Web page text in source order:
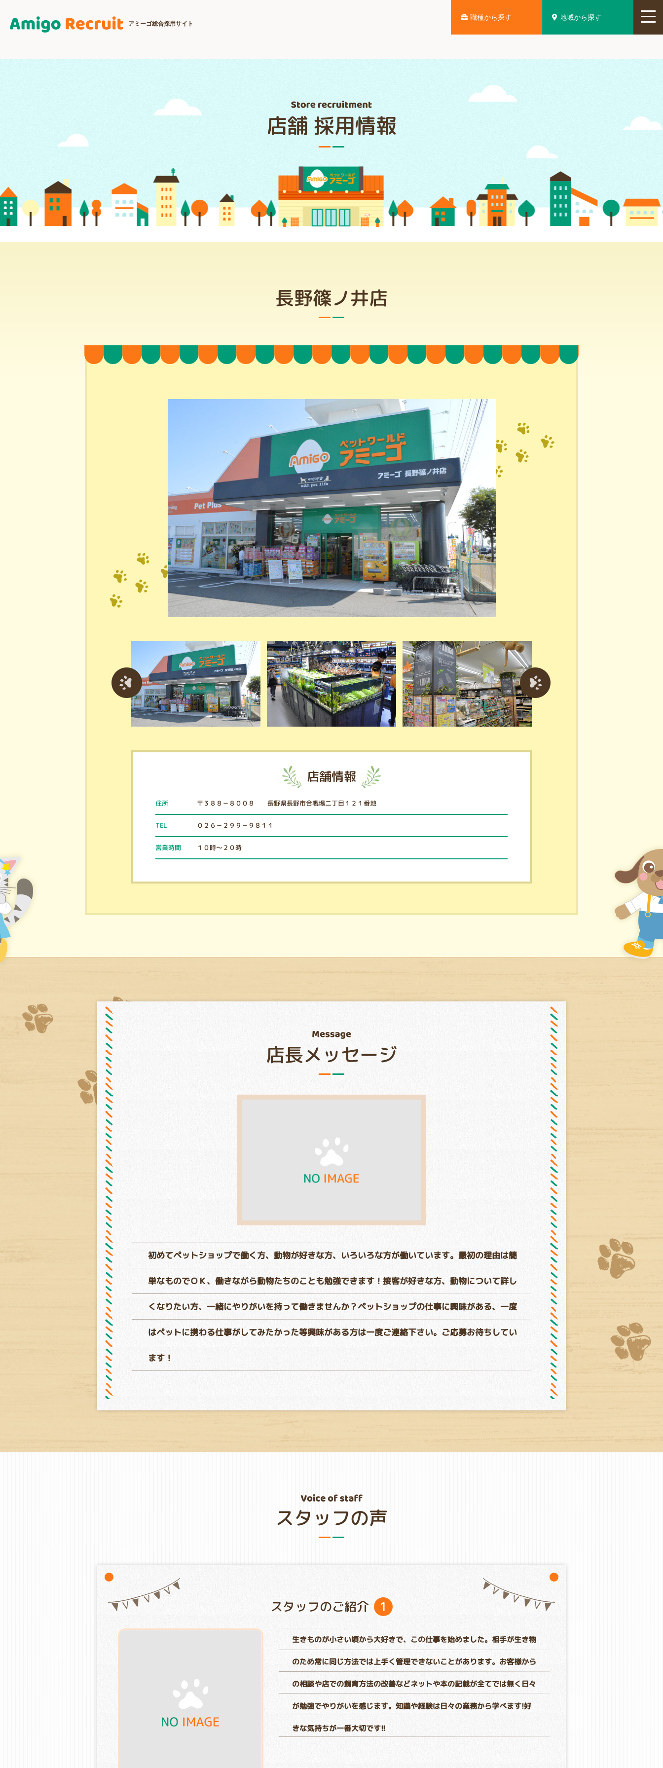
アミーゴ総合採用サイト
職種から探す 地域から探す
店舗 採用情報
長野篠ノ井店
店舗情報
住所 〒３８８－８００８ 長野県長野市合戦場二丁目１２１番地
TEL ０２６－２９９－９８１１
営業時間 １０時～２０時
店長メッセージ
初めてペットショップで働く方、動物が好きな方、いろいろな方が働いています。最初の理由は簡
単なものでＯＫ、働きながら動物たちのことも勉強できます！接客が好きな方、動物について詳し
くなりたい方、一緒にやりがいを持って働きませんか？ペットショップの仕事に興味がある、一度
はペットに携わる仕事がしてみたかった等興味がある方は一度ご連絡下さい。ご応募お待ちしてい
ます！
スタッフの声
スタッフのご紹介 1
生きものが小さい頃から大好きで、この仕事を始めました。相手が生き物
のため常に同じ方法では上手く管理できないことがあります。お客様から
の相談や店での飼育方法の改善などネットや本の記載が全てでは無く日々
が勉強でやりがいを感じます。知識や経験は日々の業務から学べます!好
きな気持ちが一番大切です!!